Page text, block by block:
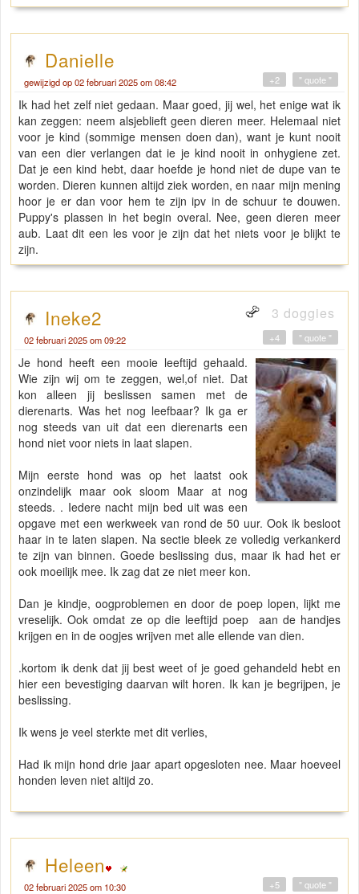
Danielle
gewijzigd op 02 februari 2025 om 08:42 " quote "
+2
Ik had het zelf niet gedaan. Maar goed, jij wel, het enige wat ik
kan zeggen: neem alsjeblieft geen dieren meer. Helemaal niet
voor je kind (sommige mensen doen dan), want je kunt nooit
van een dier verlangen dat ie je kind nooit in onhygiene zet.
Dat je een kind hebt, daar hoefde je hond niet de dupe van te
worden. Dieren kunnen altijd ziek worden, en naar mijn mening
hoor je er dan voor hem te zijn ipv in de schuur te douwen.
Puppy's plassen in het begin overal. Nee, geen dieren meer
aub. Laat dit een les voor je zijn dat het niets voor je blijkt te
zijn.
Ineke2 3 doggies
02 februari 2025 om 09:22 " quote "
+4
Je hond heeft een mooie leeftijd gehaald.
Wie zijn wij om te zeggen, wel,of niet. Dat
kon alleen jij beslissen samen met de
dierenarts. Was het nog leefbaar? Ik ga er
nog steeds van uit dat een dierenarts een
hond niet voor niets in laat slapen.
Mijn eerste hond was op het laatst ook
onzindelijk maar ook sloom Maar at nog
steeds. . Iedere nacht mijn bed uit was een
opgave met een werkweek van rond de 50 uur. Ook ik besloot
haar in te laten slapen. Na sectie bleek ze volledig verkankerd
te zijn van binnen. Goede beslissing dus, maar ik had het er
ook moeilijk mee. Ik zag dat ze niet meer kon.
Dan je kindje, oogproblemen en door de poep lopen, lijkt me
vreselijk. Ook omdat ze op die leeftijd poep aan de handjes
krijgen en in de oogjes wrijven met alle ellende van dien.
.kortom ik denk dat jij best weet of je goed gehandeld hebt en
hier een bevestiging daarvan wilt horen. Ik kan je begrijpen, je
beslissing.
Ik wens je veel sterkte met dit verlies,
Had ik mijn hond drie jaar apart opgesloten nee. Maar hoeveel
honden leven niet altijd zo.
Heleen
02 februari 2025 om 10:30 " quote "
+5